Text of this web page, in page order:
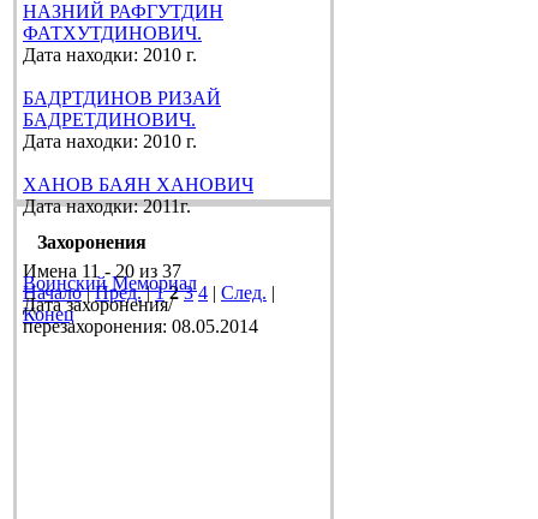
НАЗНИЙ РАФГУТДИН
ФАТХУТДИНОВИЧ.
Дата находки: 2010 г.
БАДРТДИНОВ РИЗАЙ
БАДРЕТДИНОВИЧ.
Дата находки: 2010 г.
ХАНОВ БАЯН ХАНОВИЧ
Дата находки: 2011г.
Имена 11 - 20 из 37
Начало|Пред.|1 2 3 4 | След. |
Конец
Захоронения
Воинский Мемориал
Дата захоронения/
перезахоронения: 08.05.2014